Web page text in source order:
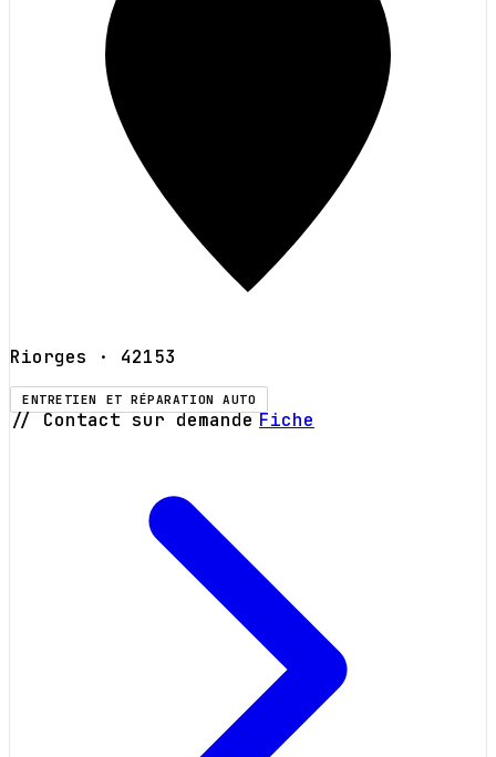
Riorges · 42153
ENTRETIEN ET RÉPARATION AUTO
// Contact sur demande Fiche